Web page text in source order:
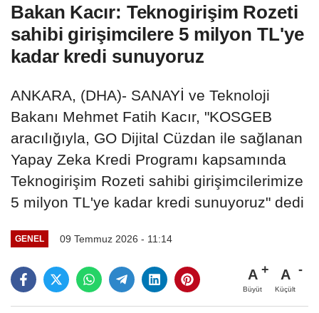
Bakan Kacır: Teknogirişim Rozeti
sahibi girişimcilere 5 milyon TL'ye
kadar kredi sunuyoruz
ANKARA, (DHA)- SANAYİ ve Teknoloji
Bakanı Mehmet Fatih Kacır, "KOSGEB
aracılığıyla, GO Dijital Cüzdan ile sağlanan
Yapay Zeka Kredi Programı kapsamında
Teknogirişim Rozeti sahibi girişimcilerimize
5 milyon TL'ye kadar kredi sunuyoruz" dedi
GENEL 09 Temmuz 2026 - 11:14
A
Büyüt
A
Küçült